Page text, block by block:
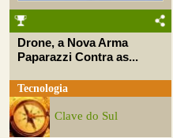
Drone, a Nova Arma
Paparazzi Contra as...
Tecnologia
Clave do Sul